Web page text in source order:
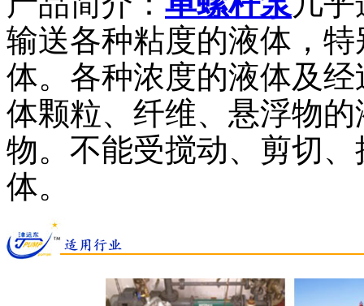
输送各种粘度的液体，
体。各种浓度的液体及
体颗粒、纤维、悬浮物
物。不能受搅动、剪切
体。